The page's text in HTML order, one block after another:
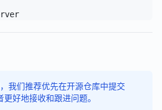
我们推荐优先在开源仓库中提交
好地接收和跟进问题。